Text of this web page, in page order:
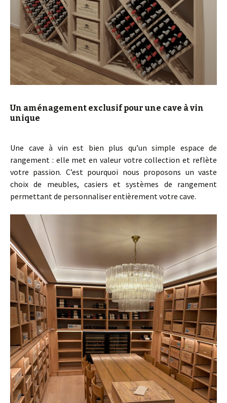
Un aménagement exclusif pour une cave à vin
unique
Une cave à vin est bien plus qu’un simple espace de
rangement : elle met en valeur votre collection et reflète
votre passion. C’est pourquoi nous proposons un vaste
choix de meubles, casiers et systèmes de rangement
permettant de personnaliser entièrement votre cave.